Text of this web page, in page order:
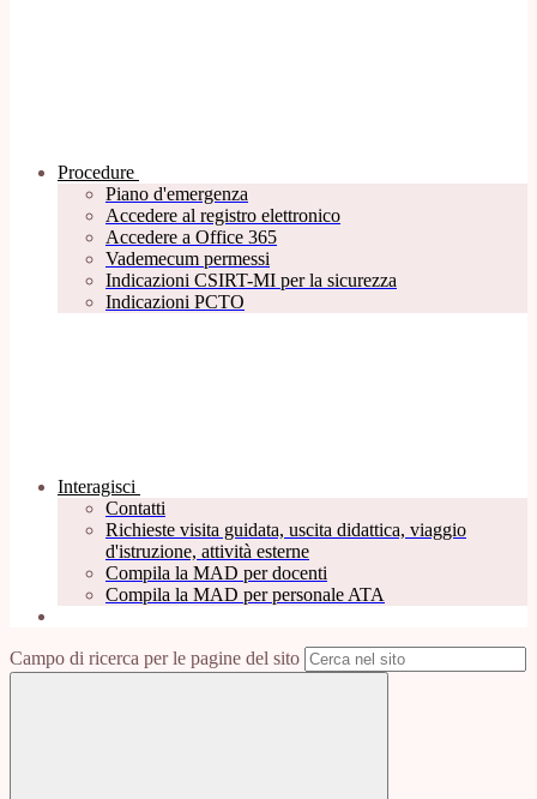
Procedure
Piano d'emergenza
Accedere al registro elettronico
Accedere a Office 365
Vademecum permessi
Indicazioni CSIRT-MI per la sicurezza
Indicazioni PCTO
Interagisci
Contatti
Richieste visita guidata, uscita didattica, viaggio
d'istruzione, attività esterne
Compila la MAD per docenti
Compila la MAD per personale ATA
Campo di ricerca per le pagine del sito